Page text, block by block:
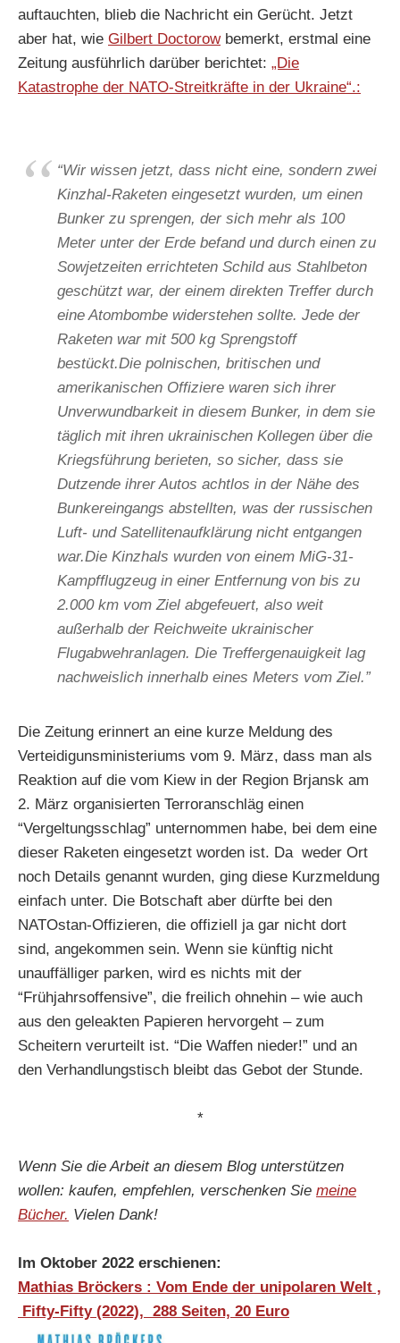
auftauchten, blieb die Nachricht ein Gerücht. Jetzt
aber hat, wie Gilbert Doctorowbemerkt, erstmal eine
Zeitung ausführlich darüber berichtet: „Die
Katastrophe der NATO-Streitkräfte in der Ukraine“.:
“Wir wissen jetzt, dass nicht eine, sondern zwei
Kinzhal-Raketen eingesetzt wurden, um einen
Bunker zu sprengen, der sich mehr als 100
Meter unter der Erde befand und durch einen zu
Sowjetzeiten errichteten Schild aus Stahlbeton
geschützt war, der einem direkten Treffer durch
eine Atombombe widerstehen sollte. Jede der
Raketen war mit 500 kg Sprengstoff
bestückt.Die polnischen, britischen und
amerikanischen Offiziere waren sich ihrer
Unverwundbarkeit in diesem Bunker, in dem sie
täglich mit ihren ukrainischen Kollegen über die
Kriegsführung berieten, so sicher, dass sie
Dutzende ihrer Autos achtlos in der Nähe des
Bunkereingangs abstellten, was der russischen
Luft- und Satellitenaufklärung nicht entgangen
war.Die Kinzhals wurden von einem MiG-31-
Kampfflugzeug in einer Entfernung von bis zu
2.000 km vom Ziel abgefeuert, also weit
außerhalb der Reichweite ukrainischer
Flugabwehranlagen. Die Treffergenauigkeit lag
nachweislich innerhalb eines Meters vom Ziel.”
Die Zeitung erinnert an eine kurze Meldung des
Verteidigunsministeriums vom 9. März, dass man als
Reaktion auf die vom Kiew in der Region Brjansk am
2. März organisierten Terroranschläg einen
“Vergeltungsschlag” unternommen habe, bei dem eine
dieser Raketen eingesetzt worden ist. Da weder Ort
noch Details genannt wurden, ging diese Kurzmeldung
einfach unter. Die Botschaft aber dürfte bei den
NATOstan-Offizieren, die offiziell ja gar nicht dort
sind, angekommen sein. Wenn sie künftig nicht
unauffälliger parken, wird es nichts mit der
“Frühjahrsoffensive”, die freilich ohnehin – wie auch
aus den geleakten Papieren hervorgeht – zum
Scheitern verurteilt ist. “Die Waffen nieder!” und an
den Verhandlungstisch bleibt das Gebot der Stunde.
*
Wenn Sie die Arbeit an diesem Blog unterstützen
wollen: kaufen, empfehlen, verschenken Sie meine
Bücher. Vielen Dank!
Im Oktober 2022 erschienen:
Mathias Bröckers : Vom Ende der unipolaren Welt ,
Fifty-Fifty (2022), 288 Seiten, 20 Euro